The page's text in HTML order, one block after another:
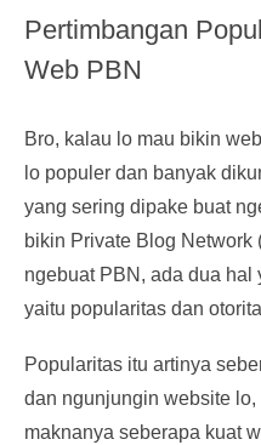
Pertimbangan
Web PBN
Bro, kalau lo mau bikin
lo populer dan banyak
yang sering dipake buat
bikin Private Blog Network
ngebuat PBN, ada dua hal
yaitu popularitas dan
Popularitas itu artinya
dan ngunjungin website
maknanya seberapa kuat